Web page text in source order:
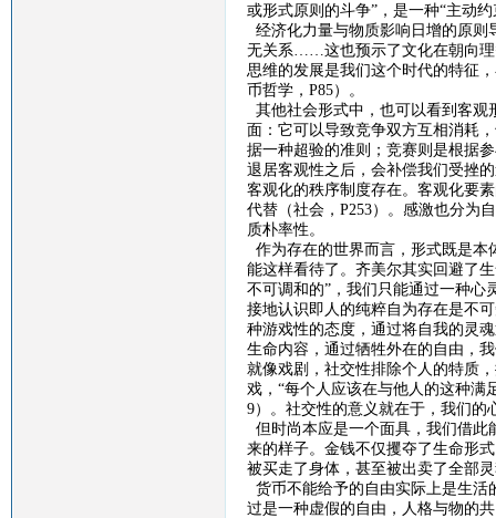
或形式原则的斗争”，是一种“主动
经济化力量与物质影响日增的原则
无关系 ……这也预示了文化在朝向
思维的发展是我们这个时代的特征
币哲学， P85）。
其他社会形式中，也可以看到客观
面：它可以导致竞争双方互相消耗
据一种超验的准则；竞赛则是根据
退居客观性之后，会补偿我们受挫
客观化的秩序制度存在。客观化要
代替（社会， P253）。感激也分为
质朴率性。
作为存在的世界而言，形式既是本
能这样看待了。齐美尔其实回避了
不可调和的”，我们只能通过一种心
接地认识即人的纯粹自为存在是不
种游戏性的态度，通过将自我的灵
生命内容 ， 通过牺牲外在的自由，
就像戏剧 ， 社交性排除个人的特质
戏， “每个人应该在与他人的这种满
9）。社交性的意义就在于，我们的
但时尚本应是一个面具，我们借
来的样子。金钱不仅攫夺了生命形
被买走了身体，甚至被出卖了全部
货币不能给予的自由实际上是生活
过是一种虚假的自由，人格与物的